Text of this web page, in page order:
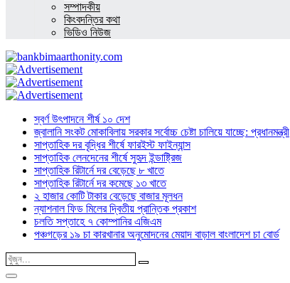
সম্পাদকীয়
কিংবদন্তির কথা
ভিডিও নিউজ
স্বর্ণ উৎপাদনে শীর্ষ ১০ দেশ
জ্বালানি সংকট মোকাবিলায় সরকার সর্বোচ্চ চেষ্টা চালিয়ে যাচ্ছে: প্রধানমন্ত্রী
সাপ্তাহিক দর বৃদ্ধির শীর্ষে ফারইস্ট ফাইন্যান্স
সাপ্তাহিক লেনদেনের শীর্ষে সুহৃদ ইন্ডাষ্ট্রিজ
সাপ্তাহিক রিটার্নে দর বেড়েছে ৮ খাতে
সাপ্তাহিক রিটার্নে দর কমেছে ১৩ খাতে
২ হাজার কোটি টাকার বেড়েছে বাজার মূলধন
ন্যাশনাল ফিড মিলের দ্বিতীয় প্রান্তিক প্রকাশ
চলতি সপ্তাহে ৭ কোম্পানির এজিএম
পঞ্চগড়ের ১৯ চা কারখানার অনুমোদনের মেয়াদ বাড়াল বাংলাদেশ চা বোর্ড